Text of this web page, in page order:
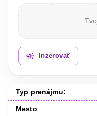
Inzerovať
Typ prenájmu:
Mesto